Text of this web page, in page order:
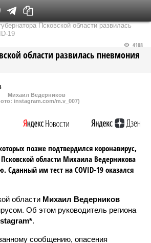
Федеральный выпуск
Псковской области развилась
19
области развилась пневмония
4108
Михаил Ведерников
instagram.com/m.v_007)
позже подтвердился коронавирус,
области Михаила Ведерникова
Сданный им тест на COVID-19 оказался
области Михаил Ведерников
Об этом руководитель региона
.
сообщению, опасения